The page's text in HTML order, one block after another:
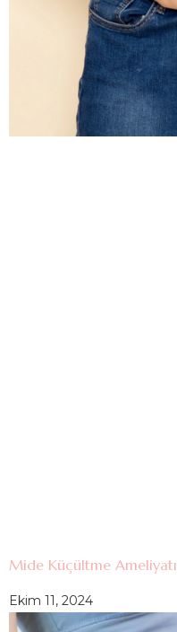
Mide Küçültme Ameliyatı
Ekim 11, 2024